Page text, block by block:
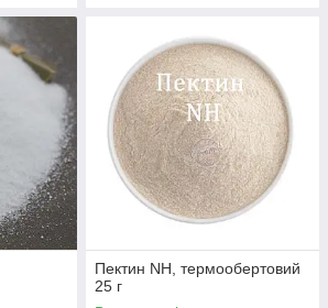
Пектин NH, термообертовий
25 г